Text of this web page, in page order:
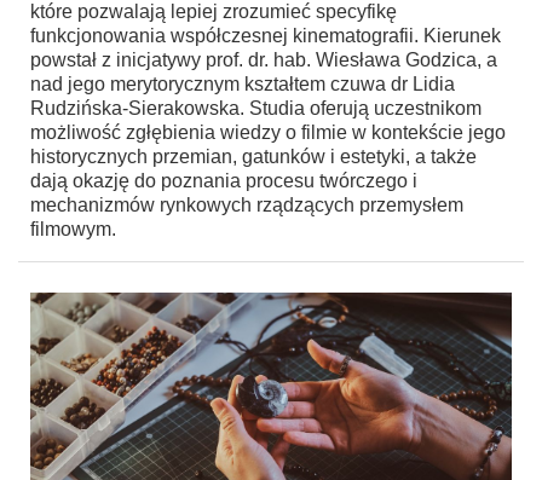
które pozwalają lepiej zrozumieć specyfikę
funkcjonowania współczesnej kinematografii. Kierunek
powstał z inicjatywy prof. dr. hab. Wiesława Godzica, a
nad jego merytorycznym kształtem czuwa dr Lidia
Rudzińska-Sierakowska. Studia oferują uczestnikom
możliwość zgłębienia wiedzy o filmie w kontekście jego
historycznych przemian, gatunków i estetyki, a także
dają okazję do poznania procesu twórczego i
mechanizmów rynkowych rządzących przemysłem
filmowym.